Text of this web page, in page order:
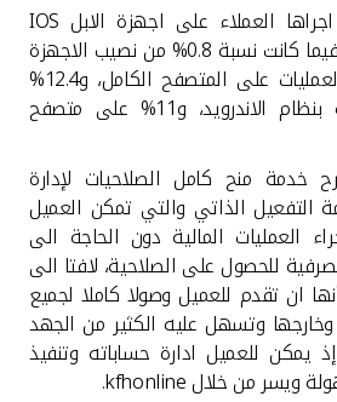
العملاء على اجهزة الابل IOS
النسبة الاعلى بـ 51%، فيما كانت نسبة 0.8% من نصيب الاجهزة
اللوحية، و24% نسبة العمليات على المتصفح الكامل، و12.4%
على الاجهزة المدعمة بنظام الاندرويد، و11% على متصفح
خدمة منح كامل الصلاحيات لإدارة
التفعيل الذاتي والتي تمكن العميل
العمليات المالية دون الحاجة الى
للحصول على الصلاحية، لافتا الى
ان تقدم للعميل وصولا كاملا لجميع
وتسهل عليه الكثير من الجهد
يمكن للعميل ادارة حساباته وتنفيذ
ويسر من خلالkfhonline
.